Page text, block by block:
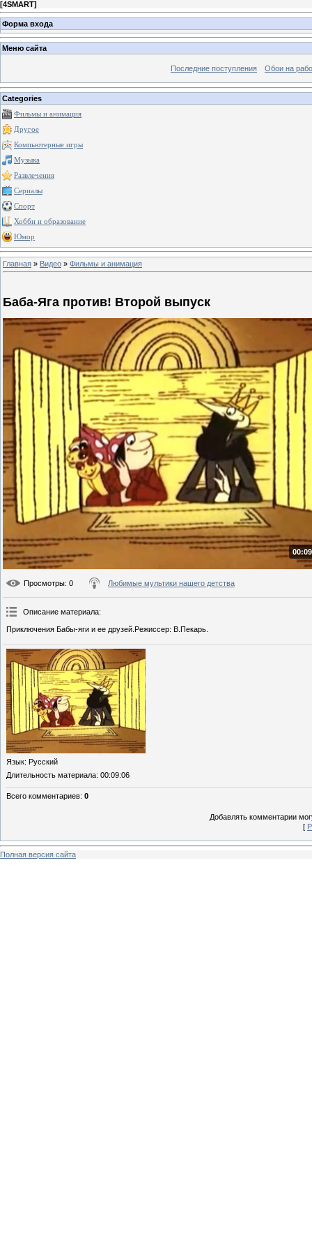
[4SMART]
Форма входа
Меню сайта
Последние поступления Обои на
Categories
Фильмы и анимация
Другое
Компьютерные игры
Музыка
Развлечения
Сериалы
Спорт
Хобби и образование
Юмор
Главная » Видео » Фильмы и анимация
Баба-Яга против! Второй выпуск
Просмотры: 0 Любимые мультики нашего детства
Описание материала:
Приключения Бабы-яги и ее друзей.Режиссер: В.Пекарь.
Язык: Русский
Длительность материала: 00:09:06
Всего комментариев: 0
Добавлять комментарии
[
Полная версия сайта